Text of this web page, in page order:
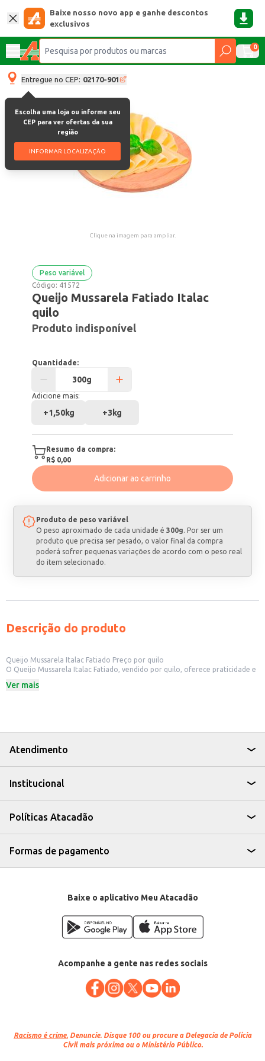
Baixe nosso novo app e ganhe descontos
exclusivos
0
Entregue no CEP: 02170-901
Escolha uma loja ou informe seu
CEP para ver ofertas da sua
região
INFORMAR LOCALIZAÇÃO
Clique na imagem para ampliar.
Peso variável
Código: 41572
Queijo Mussarela Fatiado Italac
quilo
Produto indisponível
Quantidade:
Adicione mais:
+1,50kg +3kg
Resumo da compra:
R$ 0,00
Adicionar ao carrinho
Produto de peso variável
O peso aproximado de cada unidade é 300g. Por ser um
produto que precisa ser pesado, o valor final da compra
poderá sofrer pequenas variações de acordo com o peso real
do item selecionado.
Descrição do produto
Queijo Mussarela Italac Fatiado Preço por quilo
O Queijo Mussarela Italac Fatiado, vendido por quilo, oferece praticidade e
de lanches, pizzas, sanduíches e outras receitas, otimizando o tempo de
Dicas de uso:
Ideal para montagem de sanduíches e lanches rápidos.
Perfeito para pizzas, tanto caseiras quanto em estabelecimentos
Adequado para revenda em mercearias, delicatessens e supermercados.
contribuem para um processo eficiente, seja na produção de alimentos em
larga escala ou no preparo de refeições em casa. Sua versatilidade o torna
uma escolha eficiente e conveniente para diversos contextos.
Categoria: Queijo mussarela
Ver mais
Atendimento
Institucional
Políticas Atacadão
Formas de pagamento
Baixe o aplicativo Meu Atacadão
Acompanhe a gente nas redes sociais
Racismo é crime. Denuncie. Disque 100 ou procure a Delegacia de Polícia
Civil mais próxima ou o Ministério Público.